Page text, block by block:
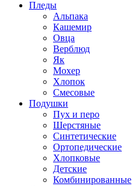
Пледы
Альпака
Кашемир
Овца
Верблюд
Як
Мохер
Хлопок
Смесовые
Подушки
Пух и перо
Шерстяные
Синтетические
Ортопедические
Хлопковые
Детские
Комбинированные